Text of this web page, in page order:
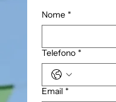
Nome *
Telefono *
Email *